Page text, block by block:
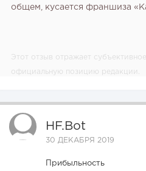
общем, кусается франшиза
Этот отзыв отражает
официальную позицию редакции.
HF.bot
30 ДЕКАБРЯ 2019
Прибыльность